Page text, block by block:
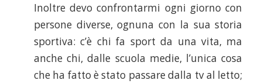
Inoltre devo confrontarmi ogni giorno con
persone diverse, ognuna con la sua storia
sportiva: c’è chi fa sport da una vita, ma
anche chi, dalle scuola medie, l’unica cosa
che ha fatto è stato passare dalla tv al letto;